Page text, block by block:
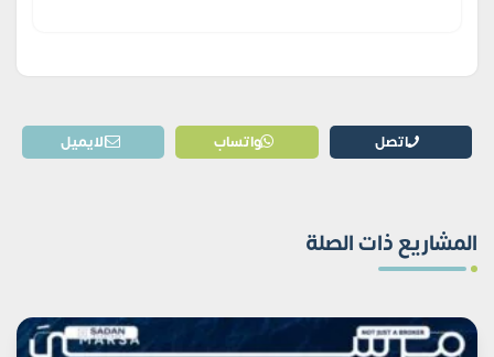
اتصل واتساب الايميل
المشاريع ذات الصلة